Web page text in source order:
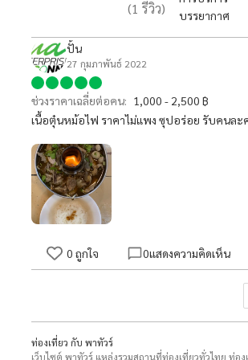
(1 รีวิว)
บรรยากาศ
ปั้น
27 กุมภาพันธ์ 2022
ช่วงราคาเฉลี่ยต่อคน: 1,000 - 2,500 ฿
เนื้อตุ๋นหม้อไฟ ราคาไม่แพง ซุปอร่อย รับคนละ
0 ถูกใจ 0แสดงความคิดเห็น
ท่องเที่ยว กับ พาทัวร์
เว็บไซต์ พาทัวร์ แหล่งรวมสถานที่ท่องเที่ยวทั่วไทย ท่อ